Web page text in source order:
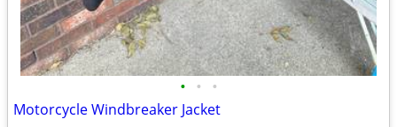
• • •
Motorcycle Windbreaker Jacket